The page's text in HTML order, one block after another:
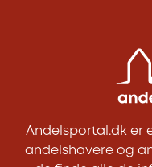
Andelsportal.dk er
andelshavere og